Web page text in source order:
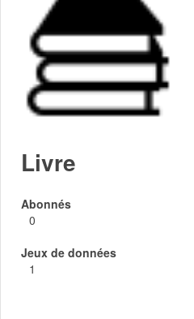
Livre
Abonnés
0
Jeux de données
1